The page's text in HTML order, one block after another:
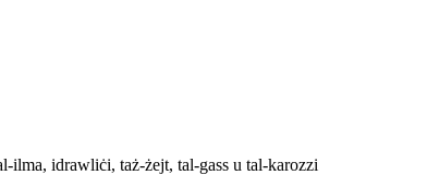
idrawliċi, taż-żejt, tal-gass u tal-karozzi